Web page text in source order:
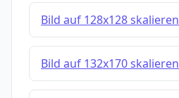
Bild auf 128x128 skalieren
Bild auf 132x170 skalieren